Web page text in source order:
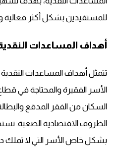
للمستفيدين بشكل أكثر
أهداف المساعدات
تتمثل أهداف المساعدات
الأسر الفقيرة والمحتاجة في
السكان من الفقر المدقع
الظروف الاقتصادية الصعبة.
بشكل خاص الأسر التي لا تملك